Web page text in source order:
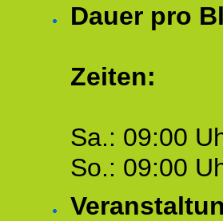
Dauer pro
Zeiten:
Sa.: 09:00
So.: 09:00